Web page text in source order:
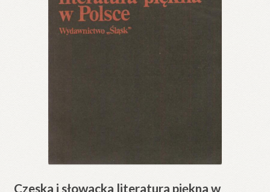
Czeska i słowacka literatura piękna w